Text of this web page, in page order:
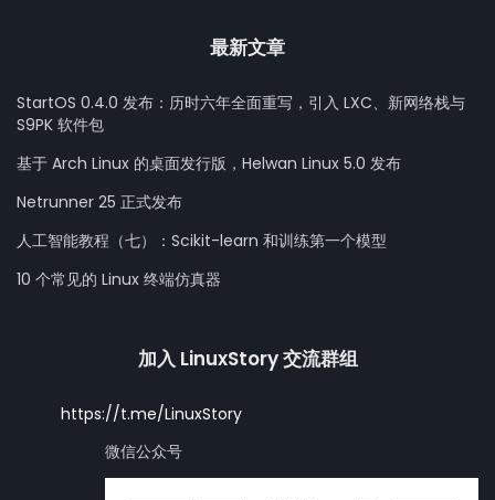
最新文章
StartOS 0.4.0 发布：历时六年全面重写，引入 LXC、新网络栈与
S9PK 软件包
基于 Arch Linux 的桌面发行版，Helwan Linux 5.0 发布
Netrunner 25 正式发布
人工智能教程（七）：Scikit-learn 和训练第一个模型
10 个常见的 Linux 终端仿真器
加入 LinuxStory 交流群组
https://t.me/LinuxStory
微信公众号